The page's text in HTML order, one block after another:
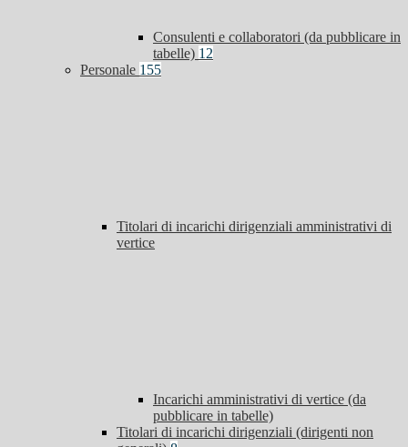
Consulenti e collaboratori (da pubblicare in
tabelle) 12
Personale 155
Titolari di incarichi dirigenziali amministrativi di
vertice
Incarichi amministrativi di vertice (da
pubblicare in tabelle)
Titolari di incarichi dirigenziali (dirigenti non